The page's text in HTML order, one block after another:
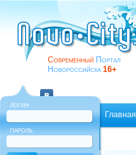
Современный Портал
Новороссийска 16+
ЛОГИН
ПАРОЛЬ
Главная